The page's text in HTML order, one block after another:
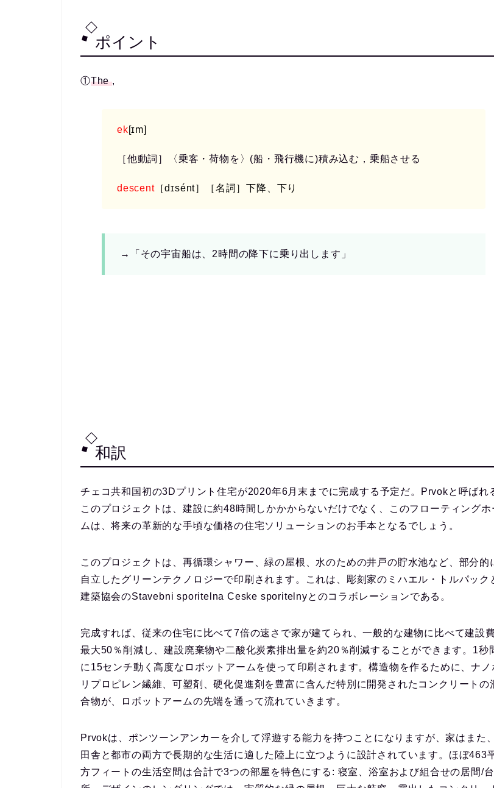
ポイント
①The,
ek[ɪm]
［他動詞］〈乗客・荷物を〉(船・飛行機に)積み込む，乗船させる
descent［dɪsént］ ［名詞］下降、下り
→「その宇宙船は、2時間の降下に乗り出します」
和訳
チェコ共和国初の3Dプリント住宅が2020年6月末までに完成する予定だ。Prvokと呼ばれ
このプロジェクトは、建設に約48時間しかかからないだけでなく、このフローティングホ
ムは、将来の革新的な手頃な価格の住宅ソリューションのお手本となるでしょう。
このプロジェクトは、再循環シャワー、緑の屋根、水のための井戸の貯水池など、部分的
自立したグリーンテクノロジーで印刷されます。これは、彫刻家のミハエル・トルパック
建築協会のStavebni sporitelna Ceske sporitelnyとのコラボレーションである。
完成すれば、従来の住宅に比べて7倍の速さで家が建てられ、一般的な建物に比べて建設
最大50％削減し、建設廃棄物や二酸化炭素排出量を約20％削減することができます。1秒
に15センチ動く高度なロボットアームを使って印刷されます。構造物を作るために、ナノ
リプロピレン繊維、可塑剤、硬化促進剤を豊富に含んだ特別に開発されたコンクリートの
合物が、ロボットアームの先端を通って流れていきます。
Prvokは、ポンツーンアンカーを介して浮遊する能力を持つことになりますが、家はまた、
田舎と都市の両方で長期的な生活に適した陸上に立つように設計されています。ほぼ463
方フィートの生活空間は合計で3つの部屋を特色にする: 寝室、浴室および組合せの居間/台